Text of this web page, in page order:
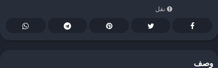
نقل
وصف